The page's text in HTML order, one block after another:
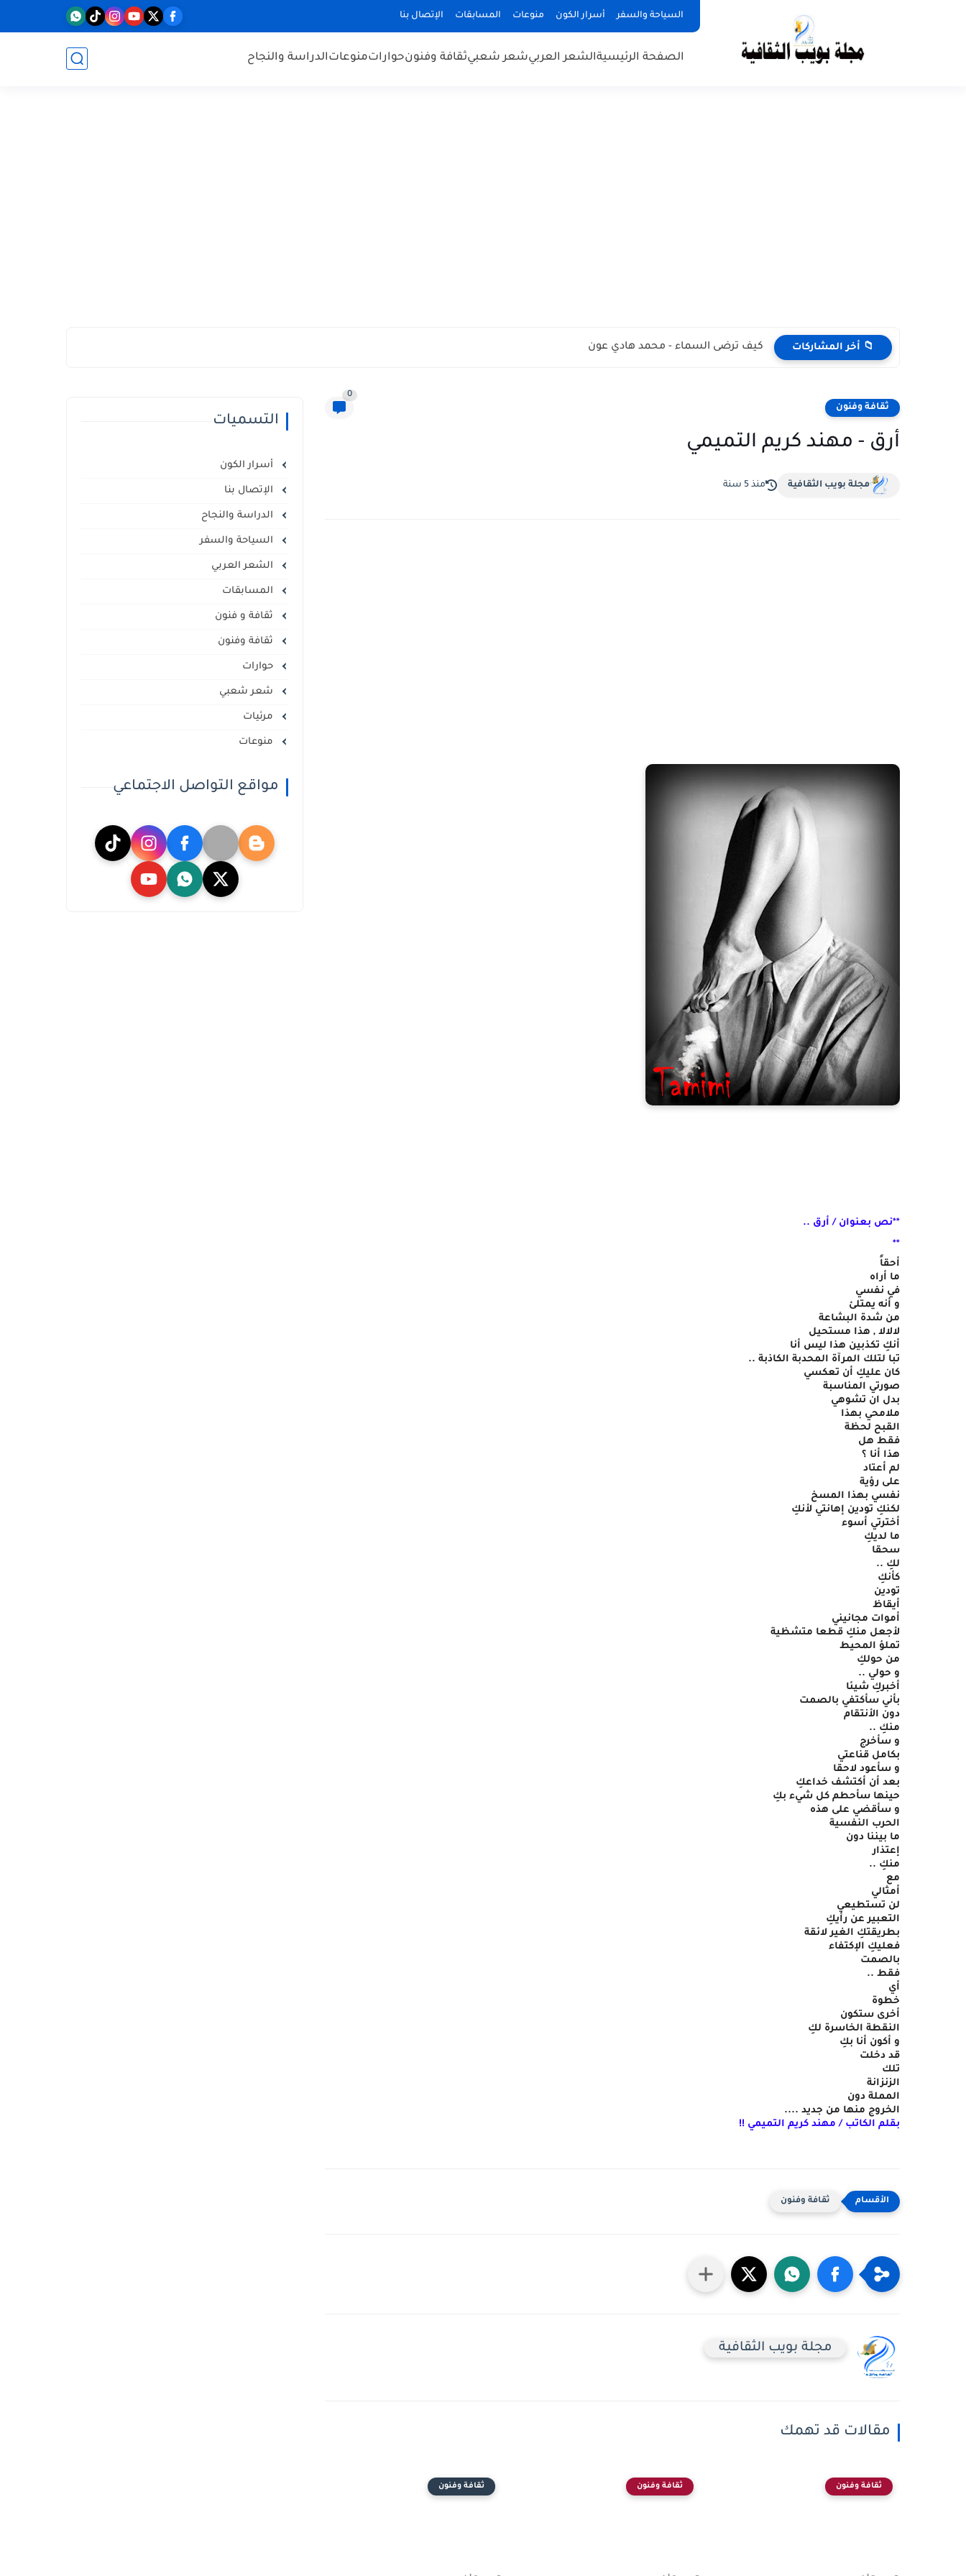
السياحة والسفر أسرار الكون منوعات المسابقات الإتصال بنا
الصفحة الرئيسيةالشعر العربيشعر شعبيثقافة وفنونحواراتمنوعاتالدراسة والنجاح
📁 أخر المشاركات كيف ترضى السماء - محمد هادي عون
ثقافة وفنون
0
أرق - مهند كريم التميمي
مجلة بويب الثقافية منذ 5 سنة
**نص بعنوان / أرق ..
**
أحقاً
ما أراه
في نفسي
و أنه يمتلئ
من شدة البشاعة
لالالا , هذا مستحيل
أنكِ تكذبين هذا ليس أنا
تبا لتلك المرآة المحدبة الكاذبة ..
كان عليكِ أن تعكسي
صورتي المناسبة
بدل ان تشوهي
ملامحي بهذا
القبح لحظة
فقط هل
هذا أنا ؟
لم أعتاد
على رؤية
نفسي بهذا المسخ
لكنكِ تودين إهانتي لأنكِ
أخترتي أسوء
ما لديكِ
سحقا
لكِ ..
كأنكِ
تودين
أيقاظ
أموات مجانيني
لأجعل منكِ قطعا متشظية
تملؤ المحيط
من حولكِ
و حولي ..
أخبركِ شيئا
بأني سأكتفي بالصمت
دون الأنتقام
منكِ ..
و سأخرج
بكامل قناعتي
و سأعود لاحقا
بعد أن أكتشف خداعكِ
حينها سأحطم كل شيء بكِ
و سأقضي على هذه
الحرب النفسية
ما بيننا دون
إعتذار
منكِ ..
مع
أمثالي
لن تستطيعي
التعبير عن رأيكِ
بطريقتكِ الغير لائقة
فعليكِ الإكتفاء
بالصمت
فقط ..
أي
خطوة
أخرى ستكون
النقطة الخاسرة لكِ
و أكون أنا بكِ
قد دخلت
تلك
الزنزانة
المملة دون
الخروج منها من جديد ....
بقلم الكاتب / مهند كريم التميمي !!
ثقافة وفنون
مجلة بويب الثقافية
مقالات قد تهمك
ثقافة وفنون ثقافة وفنون ثقافة وفنون
التسميات
أسرار الكون
الإتصال بنا
الدراسة والنجاح
السياحة والسفر
الشعر العربي
المسابقات
ثقافة و فنون
ثقافة وفنون
حوارات
شعر شعبي
مرئيات
منوعات
مواقع التواصل الاجتماعي